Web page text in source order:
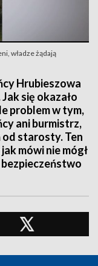
władze żądają
Hrubieszowa
się okazało
problem w tym,
ani burmistrz,
starosty. Ten
mówi nie mógł